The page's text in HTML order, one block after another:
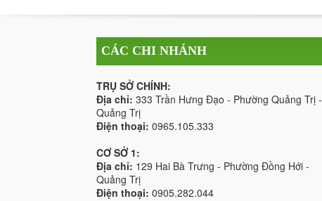
CÁC CHI NHÁNH
TRỤ SỞ CHÍNH:
Địa chỉ: 333 Trần Hưng Đạo - Phường Quảng Trị -
Quảng Trị
Điện thoại: 0965.105.333
CƠ SỞ 1:
Địa chỉ: 129 Hai Bà Trưng - Phường Đồng Hới -
Quảng Trị
Điện thoại: 0905.282.044